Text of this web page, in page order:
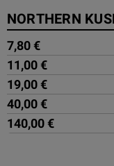
NORTHERN
7,80 €
11,00 €
19,00 €
40,00 €
140,00 €